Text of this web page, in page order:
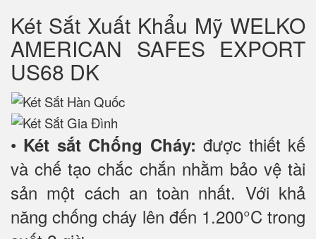
Két Sắt Xuất Khẩu Mỹ WELKO
AMERICAN SAFES EXPORT
US68 DK
• Két sắt Chống Cháy: được thiết kế
và chế tạo chắc chắn nhằm bảo vệ tài
sản một cách an toàn nhất. Với khả
năng chống cháy lên đến 1.200°C trong